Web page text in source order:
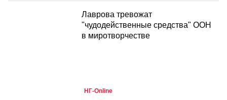
Лаврова тревожат
"чудодейственные средства" ООН
в миротворчестве
НГ-Online